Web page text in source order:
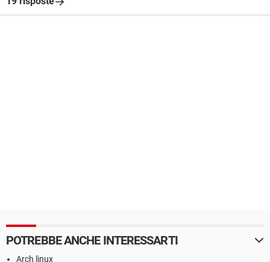
POTREBBE ANCHE INTERESSARTI
Arch linux